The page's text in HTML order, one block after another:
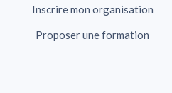
Inscrire mon organisation
Proposer une formation